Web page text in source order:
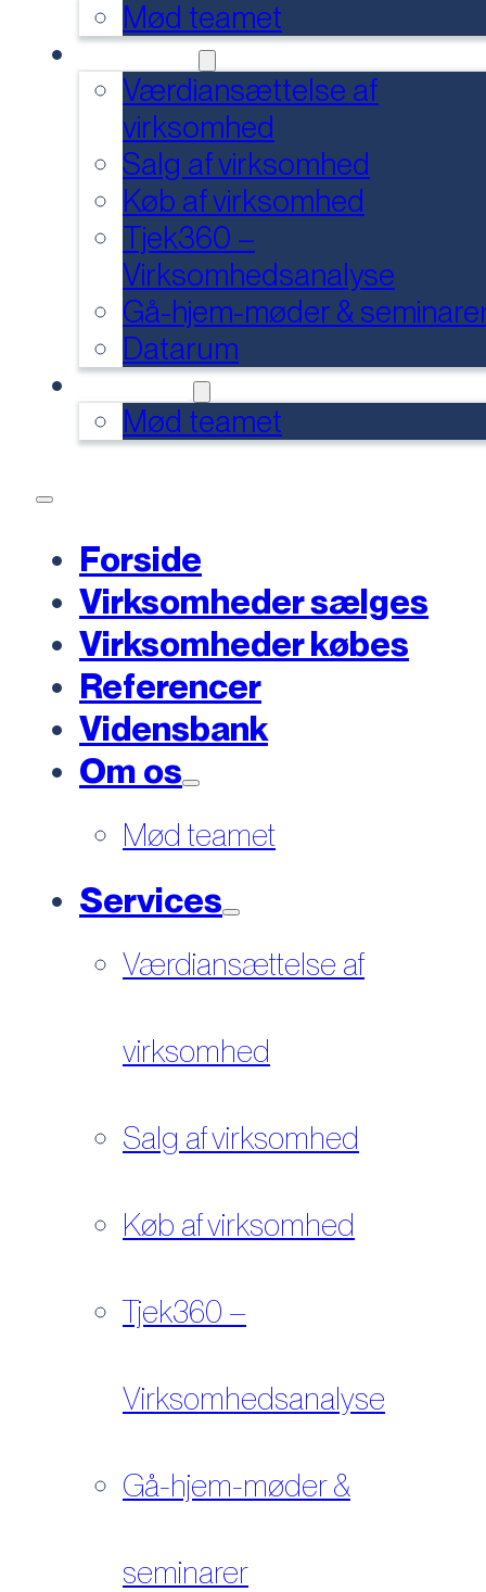
Mød teamet
Værdiansættelse af
virksomhed
Salg af virksomhed
Køb af virksomhed
Tjek360 –
Virksomhedsanalyse
Gå-hjem-møder &
Datarum
Mød teamet
Forside
Virksomheder sælges
Virksomheder købes
Referencer
Vidensbank
Om os
Mød teamet
Services
Værdiansættelse af
virksomhed
Salg af virksomhed
Køb af virksomhed
Tjek360 –
Virksomhedsanalyse
Gå-hjem-møder &
seminarer